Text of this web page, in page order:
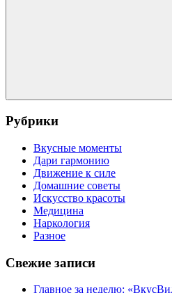
Поиск
Рубрики
Вкусные моменты
Дари гармонию
Движение к силе
Домашние советы
Искусство красоты
Медицина
Наркология
Разное
Свежие записи
Главное за неделю: